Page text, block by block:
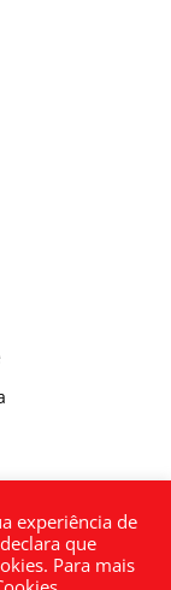
experiência de
que
Para mais